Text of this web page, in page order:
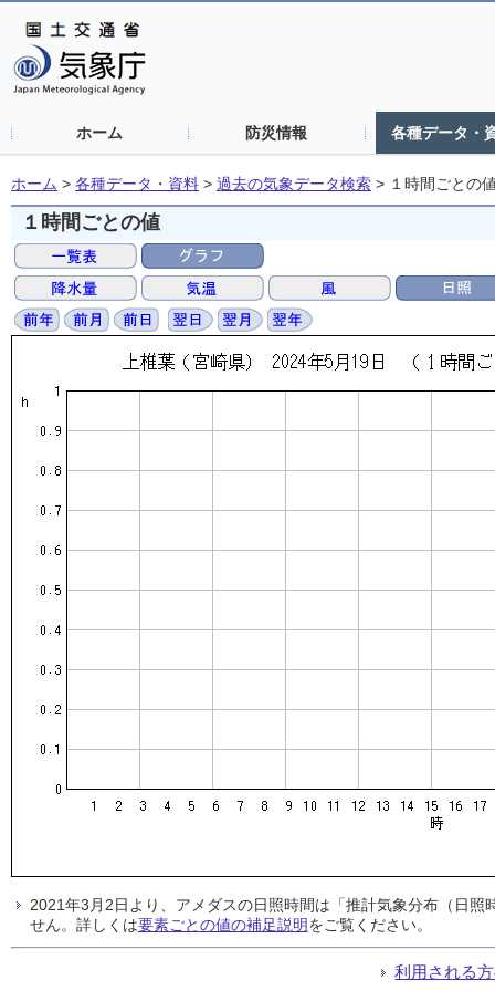
ホーム 防災情報 各種データ・
ホーム > 各種データ・資料 > 過去の気象データ検索 > １時間ごとの
１時間ごとの値
2021年3月2日より、アメダスの日照時間は「推計気象分布（日
せん。詳しくは要素ごとの値の補足説明をご覧ください。
利用される